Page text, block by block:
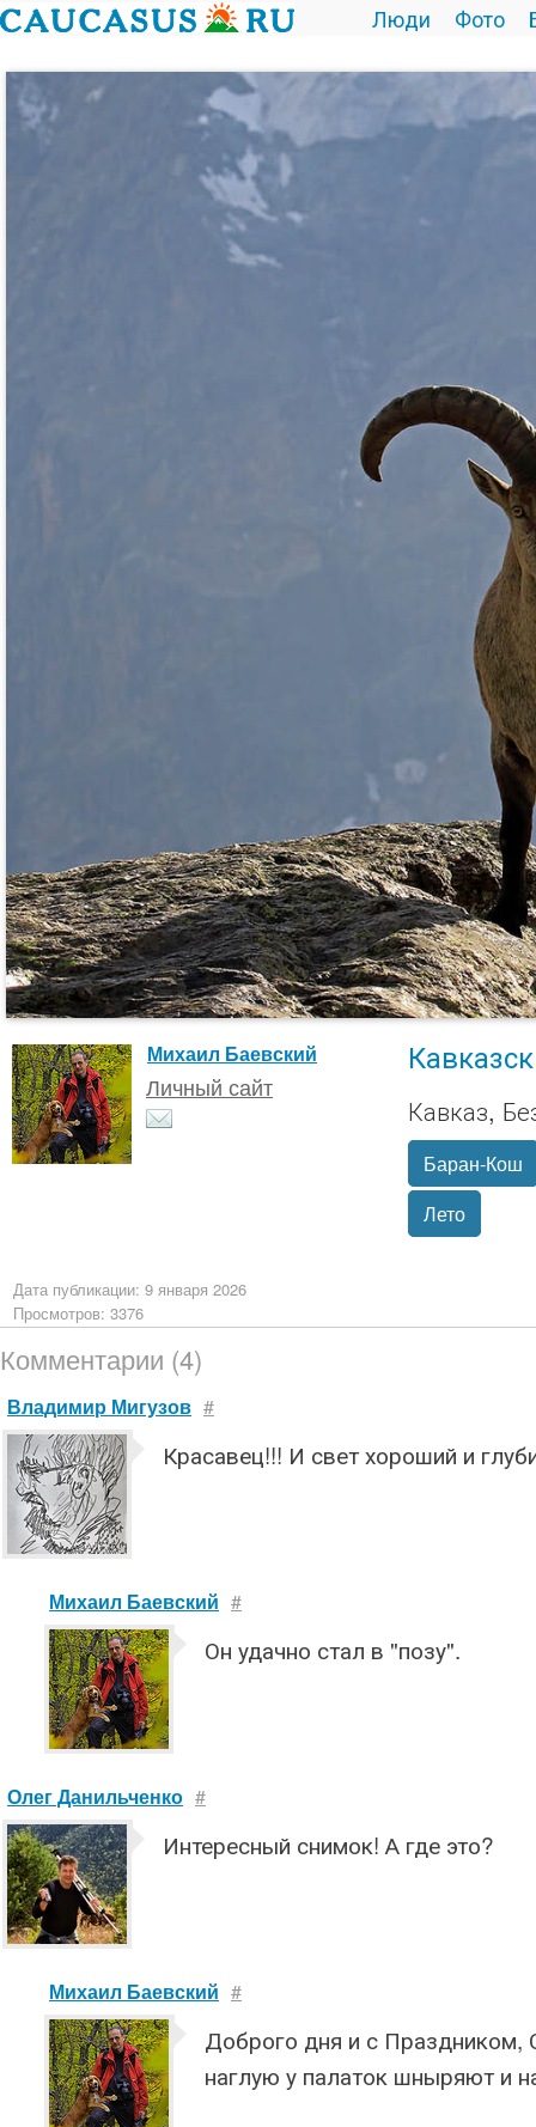
Люди Фото
Михаил Баевский
Личный сайт
Кавказ,
Баран-Кош
Лето
Дата публикации: 9 января 2026
Просмотров: 3376
Комментарии (4)
Владимир Мигузов #
Красавец!!! И свет хороший и
Михаил Баевский #
Он удачно стал в "позу".
Олег Данильченко #
Интересный снимок! А где это?
Михаил Баевский #
Доброго дня и с Праздником,
наглую у палаток шныряют и